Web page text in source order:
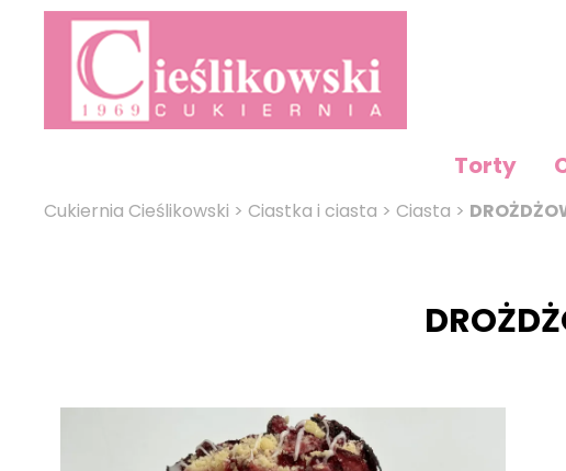
Torty
Cukiernia Cieślikowski > Ciastka i ciasta > Ciasta >